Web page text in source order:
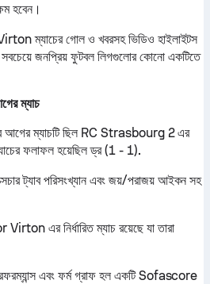
হবেন।
ম্যাচের গোল ও খবরসহ ভিডিও হাইলাইটস
সবচেয়ে জনপ্রিয় ফুটবল লিগগুলোর কোনো একটিতে
ম্যাচ
ম্যাচটি ছিল RC Strasbourg 2 এর
ফলাফল হয়েছিল ড্র (1 - 1).
ট্যাব পরিসংখ্যান এবং জয়/পরাজয় আইকন সহ
এর নির্ধারিত ম্যাচ রয়েছে যা তারা
এবং ফর্ম গ্রাফ হল একটি Sofascore